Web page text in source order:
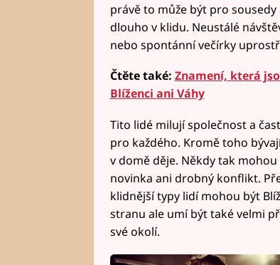
právě to může být pro
dlouho v klidu. Neustálé
nebo spontánní večírky
Čtěte také: Znamení, která
Blíženci ani Váhy
Tito lidé milují společnost a
pro každého. Kromě toho
v domě děje. Někdy tak
novinka ani drobný konflikt.
klidnější typy lidí mohou být
stranu ale umí být také velmi
své okolí.